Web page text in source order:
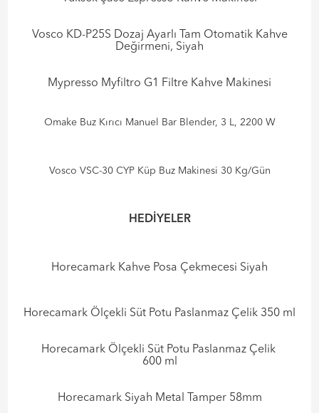
Vosco KD-P25S Dozaj Ayarlı Tam Otomatik Kahve
Değirmeni, Siyah
Mypresso Myfiltro G1 Filtre Kahve Makinesi
Omake Buz Kırıcı Manuel Bar Blender, 3 L, 2200 W
Vosco VSC-30 CYP Küp Buz Makinesi 30 Kg/Gün
HEDİYELER
Horecamark Kahve Posa Çekmecesi Siyah
Horecamark Ölçekli Süt Potu Paslanmaz Çelik 350 ml
Horecamark Ölçekli Süt Potu Paslanmaz Çelik
600 ml
Horecamark Siyah Metal Tamper 58mm